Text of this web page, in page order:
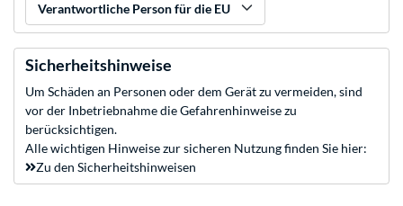
Verantwortliche Person für die EU
Sicherheitshinweise
Um Schäden an Personen oder dem Gerät zu vermeiden, sind
vor der Inbetriebnahme die Gefahrenhinweise zu
berücksichtigen.
Alle wichtigen Hinweise zur sicheren Nutzung finden Sie hier:
Zu den Sicherheitshinweisen